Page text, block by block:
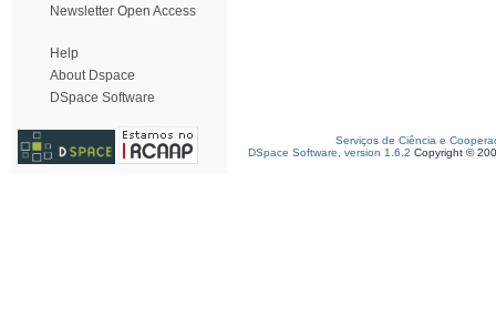
Newsletter Open Access
Help
About Dspace
DSpace Software
Serviços de Ciência e
DSpace Software, version 1.6.2 Copyright ©